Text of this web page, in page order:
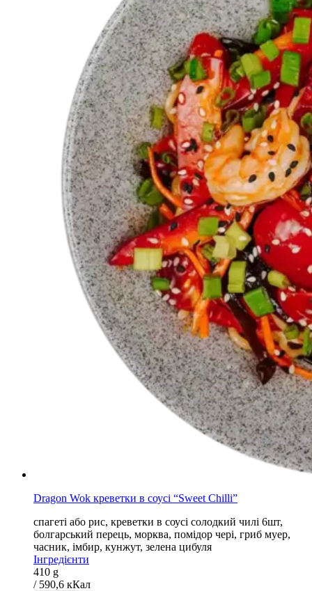
Dragon Wok креветки в соусі “Sweet Chilli”
спагеті або рис, креветки в соусі солодкий чилі 6шт,
болгарський перець, морква, помідор чері, гриб муер,
часник, імбир, кунжут, зелена цибуля
Інгредієнти
410 g
/ 590,6 кКал